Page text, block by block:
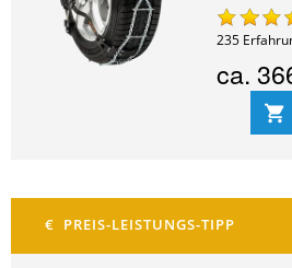
235
ca.